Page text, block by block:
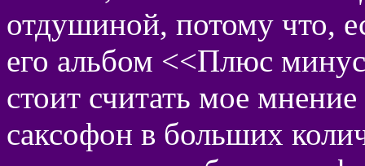
отдушиной, потому что,
его альбом <<Плюс
стоит считать мое
саксофон в больших